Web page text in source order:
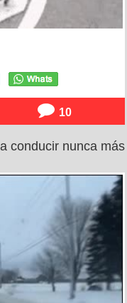
10
conducir nunca más